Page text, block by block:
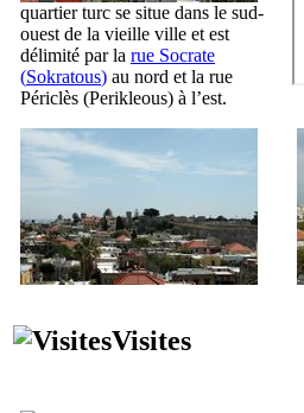
quartier turc se situe dans le sud-
ouest de la vieille ville et est
délimité par la rue Socrate
(Sokratous) au nord et la rue
Périclès (Perikleous) à l’est.
Visites